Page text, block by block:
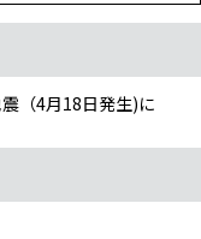
（4月18日発生)に